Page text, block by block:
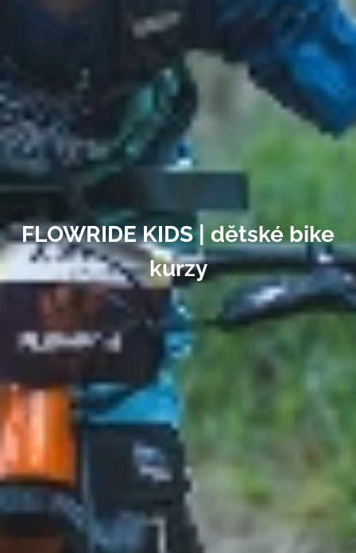
FLOWRIDE KIDS | dětské bike
kurzy